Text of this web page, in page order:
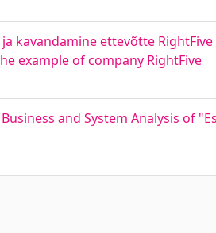
kavandamine ettevõtte
example of company RightFive
and System Analysis of